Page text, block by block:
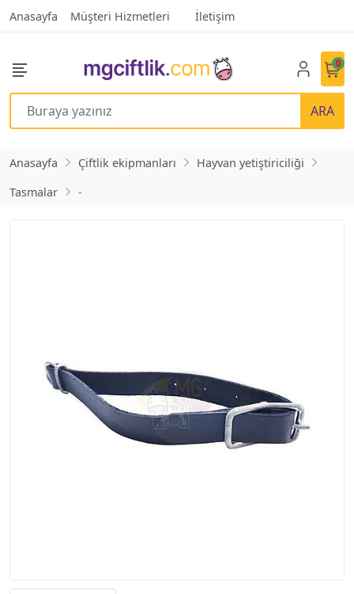
Anasayfa Müşteri Hizmetleri İletişim
ARA
0
Anasayfa Çiftlik ekipmanları
Hayvan yetiştiriciliği
Tasmalar
-